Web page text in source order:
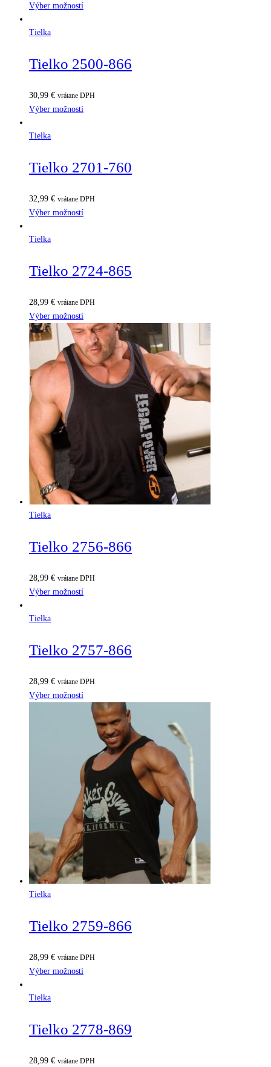
Výber možností
Tielka
Tielko 2500-866
30,99 € vrátane DPH
Výber možností
Tielka
Tielko 2701-760
32,99 € vrátane DPH
Výber možností
Tielka
Tielko 2724-865
28,99 € vrátane DPH
Výber možností
Tielka
Tielko 2756-866
28,99 € vrátane DPH
Výber možností
Tielka
Tielko 2757-866
28,99 € vrátane DPH
Výber možností
Tielka
Tielko 2759-866
28,99 € vrátane DPH
Výber možností
Tielka
Tielko 2778-869
28,99 € vrátane DPH